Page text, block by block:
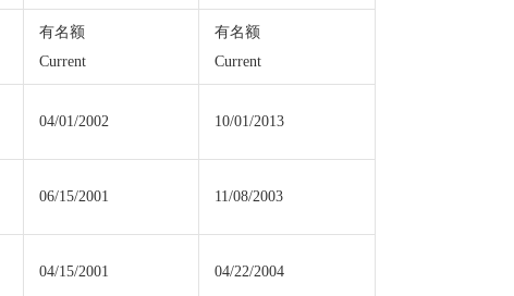
有名额
Current
有名额
Current
04/01/2002 10/01/2013
06/15/2001 11/08/2003
04/15/2001 04/22/2004